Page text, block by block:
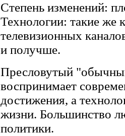
Степень изменений:
Технологии: такие же
телевизионных
и получше.
Пресловутый
воспринимает
достижения, а
жизни. Большинство
политики.